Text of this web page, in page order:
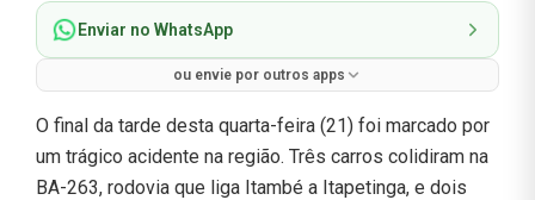
Enviar no WhatsApp
ou envie por outros apps
O final da tarde desta quarta-feira (21) foi marcado por
um trágico acidente na região. Três carros colidiram na
BA-263, rodovia que liga Itambé a Itapetinga, e dois